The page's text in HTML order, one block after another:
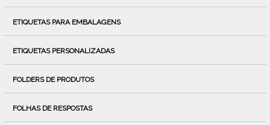
ETIQUETAS PARA EMBALAGENS
ETIQUETAS PERSONALIZADAS
FOLDERS DE PRODUTOS
FOLHAS DE RESPOSTAS